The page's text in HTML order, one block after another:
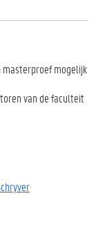
masterproef mogelijk
van de faculteit